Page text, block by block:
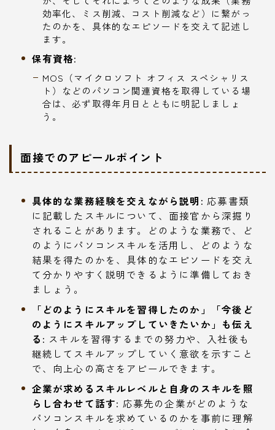
効率化、ミス削減、コスト削減など）に繋がっ
たのかを、具体的なエピソードを交えて記述し
ます。
保有資格:
MOS（マイクロソフト オフィス スペシャリス
ト）などのパソコン関連資格を取得している場
合は、必ず取得年月日とともに明記しましょ
う。
面接でのアピールポイント
具体的な業務経験を交えながら説明: 応募書類
に記載したスキルについて、面接官から深掘り
されることがあります。どのような業務で、ど
のようにパソコンスキルを活用し、どのような
結果を得たのかを、具体的なエピソードを交え
て分かりやすく説明できるように準備しておき
ましょう。
「どのようにスキルを習得したのか」「今後ど
のようにスキルアップしていきたいか」も伝え
る: スキルを習得するまでの努力や、入社後も
継続してスキルアップしていく意欲を示すこと
で、向上心の高さをアピールできます。
企業が求めるスキルレベルと自身のスキルを照
らし合わせて話す: 応募先の企業がどのような
パソコンスキルを求めているのかを事前に理解